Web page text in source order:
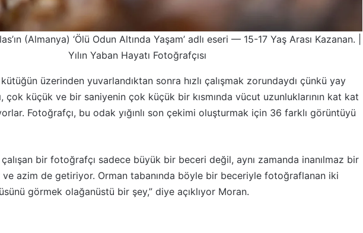
(Almanya) ‘Ölü Odun Altında Yaşam’ adlı eseri — 15-17 Yaş Arası Kazanan. |
Yılın Yaban Hayatı Fotoğrafçısı
üzerinden yuvarlandıktan sonra hızlı çalışmak zorundaydı çünkü yay
çok küçük ve bir saniyenin çok küçük bir kısmında vücut uzunluklarının kat kat
Fotoğrafçı, bu odak yığınlı son çekimi oluşturmak için 36 farklı görüntüyü
çalışan bir fotoğrafçı sadece büyük bir beceri değil, aynı zamanda inanılmaz bir
ve azim de getiriyor. Orman tabanında böyle bir beceriyle fotoğraflanan iki
görmek olağanüstü bir şey,” diye açıklıyor Moran.